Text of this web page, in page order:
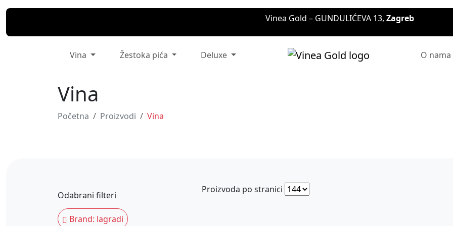
Vinea Gold – GUNDULIĆEVA 13, Zagreb
Vina Žestoka pića Deluxe O nama
Vina
Početna Proizvodi Vina
Odabrani filteri
Brand: lagradi
Proizvoda po stranici